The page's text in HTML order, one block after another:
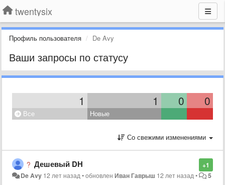
twentysix
Профиль пользователя De Avy
Ваши запросы по статусу
1 1 0 0
Все Новые
Со свежими изменениями
+1
Дешевый DH
De Avy 12 лет назад•обновленИван Гаврыш 12 лет назад• 5